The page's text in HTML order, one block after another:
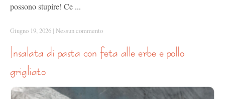
possono stupire! Ce ...
Giugno 19, 2026 | Nessun commento
insalata di pasta con feta alle erbe e pollo
grigliato